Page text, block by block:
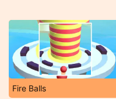
Fire Balls